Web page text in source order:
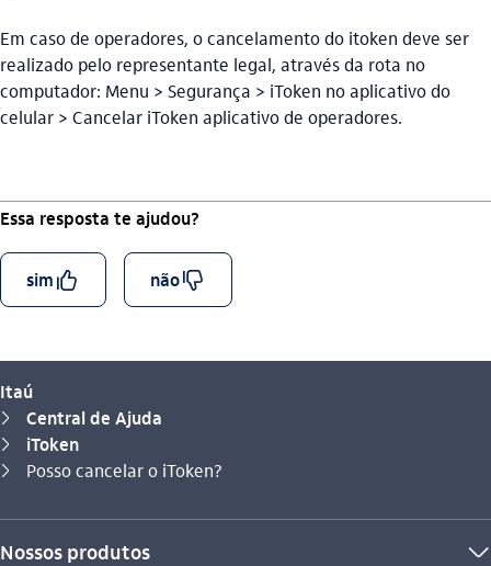
Em caso de operadores, o cancelamento do itoken deve ser
realizado pelo representante legal, através da rota no
computador: Menu > Segurança > iToken no aplicativo do
celular > Cancelar iToken aplicativo de operadores.
Essa resposta te ajudou?
simcurtir_outline nãodescurtir_outline
Itaú
seta_direita Central de Ajuda
seta_direita iToken
seta_direita
Você está aqui:
Posso cancelar o iToken?
Nossos produtos seta_baixo